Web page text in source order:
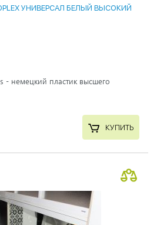
УНИВЕРСАЛ БЕЛЫЙ ВЫСОКИЙ
- немецкий пластик высшего
КУПИТЬ